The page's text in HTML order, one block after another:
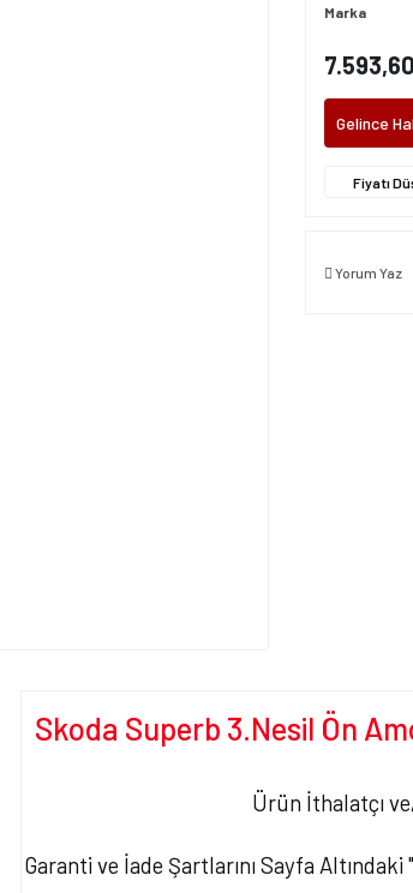
Marka
Gelince
Fiyatı
Yorum Yaz
Skoda Superb 3.Nesil Ön
Ürün İthalatçı
Garanti ve İade Şartlarını Sayfa